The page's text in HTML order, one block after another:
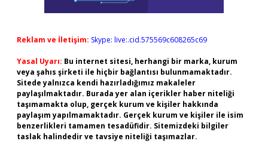
Reklam ve İletişim: Skype: live:.cid.575569c608265c69
Yasal Uyarı: Bu internet sitesi, herhangi bir marka, kurum
veya şahıs şirketi ile hiçbir bağlantısı bulunmamaktadır.
Sitede yalnızca kendi hazırladığımız makaleler
paylaşılmaktadır. Burada yer alan içerikler haber niteliği
taşımamakta olup, gerçek kurum ve kişiler hakkında
paylaşım yapılmamaktadır. Gerçek kurum ve kişiler ile isim
benzerlikleri tamamen tesadüfidir. Sitemizdeki bilgiler
taslak halindedir ve tavsiye niteliği taşımazlar.